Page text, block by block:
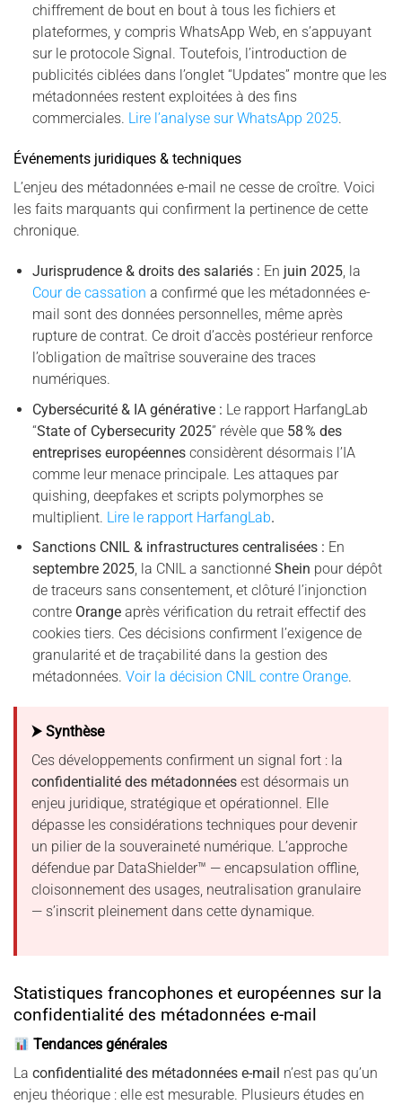
chiffrement de bout en bout à tous les fichiers et
plateformes, y compris WhatsApp Web, en s’appuyant
sur le protocole Signal. Toutefois, l’introduction de
publicités ciblées dans l’onglet “Updates” montre que les
métadonnées restent exploitées à des fins
commerciales. Lire l’analyse sur WhatsApp 2025.
Événements juridiques & techniques
L’enjeu des métadonnées e-mail ne cesse de croître. Voici
les faits marquants qui confirment la pertinence de cette
chronique.
Jurisprudence & droits des salariés : En juin 2025, la
Cour de cassation a confirmé que les métadonnées e-
mail sont des données personnelles, même après
rupture de contrat. Ce droit d’accès postérieur renforce
l’obligation de maîtrise souveraine des traces
numériques.
Cybersécurité & IA générative : Le rapport HarfangLab
“State of Cybersecurity 2025” révèle que 58 % des
entreprises européennes considèrent désormais l’IA
comme leur menace principale. Les attaques par
quishing, deepfakes et scripts polymorphes se
multiplient. Lire le rapport HarfangLab.
Sanctions CNIL & infrastructures centralisées : En
septembre 2025, la CNIL a sanctionné Shein pour dépôt
de traceurs sans consentement, et clôturé l’injonction
contre Orangeaprès vérification du retrait effectif des
cookies tiers. Ces décisions confirment l’exigence de
granularité et de traçabilité dans la gestion des
métadonnées. Voir la décision CNIL contre Orange.
⮞ Synthèse
Ces développements confirment un signal fort : la
confidentialité des métadonnées est désormais un
enjeu juridique, stratégique et opérationnel. Elle
dépasse les considérations techniques pour devenir
un pilier de la souveraineté numérique. L’approche
défendue par DataShielder™ — encapsulation offline,
cloisonnement des usages, neutralisation granulaire
— s’inscrit pleinement dans cette dynamique.
Statistiques francophones et européennes sur la
confidentialité des métadonnées e-mail
Tendances générales
La confidentialité des métadonnées e-mail n’est pas qu’un
enjeu théorique : elle est mesurable. Plusieurs études en